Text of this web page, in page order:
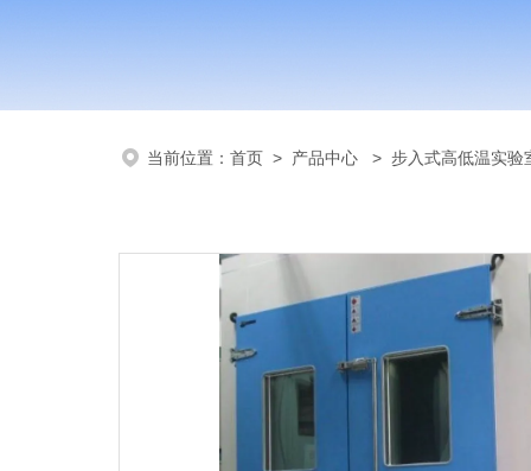
当前位置： 首页 > 产品中心 > 步入式高低温实验